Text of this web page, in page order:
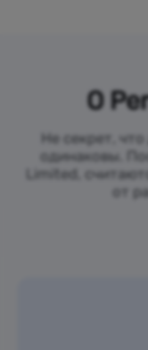
О
Не секрет,
одинаковы.
Limited,
от